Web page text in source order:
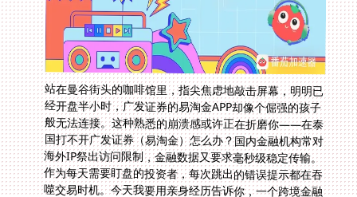
站在曼谷街头的咖啡馆里，指尖焦虑地敲击屏幕，明明已
经开盘半小时，广发证券的易淘金APP却像个倔强的孩子
般无法连接。这种熟悉的崩溃感或许正在折磨你——在泰
国打不开广发证券（易淘金）怎么办？国内金融机构常对
海外IP祭出访问限制，金融数据又要求毫秒级稳定传输。
作为每天需要盯盘的投资者，每次跳出的错误提示都在吞
噬交易时机。今天我要用亲身经历告诉你，一个跨境金融